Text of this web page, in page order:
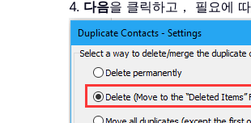
4. 다음을 클릭하고， 필요에